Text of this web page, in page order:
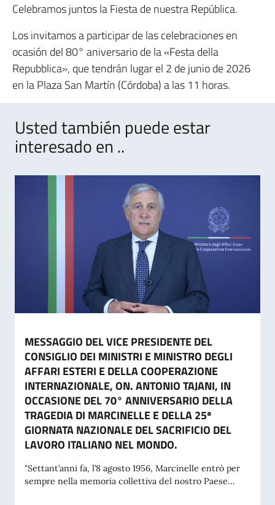
Celebramos juntos la Fiesta de nuestra República.
Los invitamos a participar de las celebraciones en
ocasión del 80° aniversario de la «Festa della
Repubblica», que tendrán lugar el 2 de junio de 2026
en la Plaza San Martín (Córdoba) a las 11 horas.
Usted también puede estar
interesado en ..
MESSAGGIO DEL VICE PRESIDENTE DEL
CONSIGLIO DEI MINISTRI E MINISTRO DEGLI
AFFARI ESTERI E DELLA COOPERAZIONE
INTERNAZIONALE, ON. ANTONIO TAJANI, IN
OCCASIONE DEL 70° ANNIVERSARIO DELLA
TRAGEDIA DI MARCINELLE E DELLA 25ª
GIORNATA NAZIONALE DEL SACRIFICIO DEL
LAVORO ITALIANO NEL MONDO.
"Settant’anni fa, l’8 agosto 1956, Marcinelle entrò per
sempre nella memoria collettiva del nostro Paese...